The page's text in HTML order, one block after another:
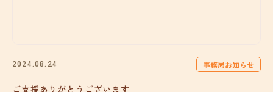
2024.08.24 事務局お知らせ
ご支援ありがとうございます